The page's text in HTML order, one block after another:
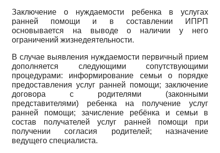
Заключение о нуждаемости ребенка в услугах
ранней помощи и в составлении ИПРП
основывается на выводе о наличии у него
ограничений жизнедеятельности.
В случае выявления нуждаемости первичный прием
дополняется следующими сопутствующими
процедурами: информирование семьи о порядке
предоставления услуг ранней помощи; заключение
договора с родителями (законными
представителями) ребенка на получение услуг
ранней помощи; зачисление ребёнка и семьи в
состав получателей услуг ранней помощи при
получении согласия родителей; назначение
ведущего специалиста.